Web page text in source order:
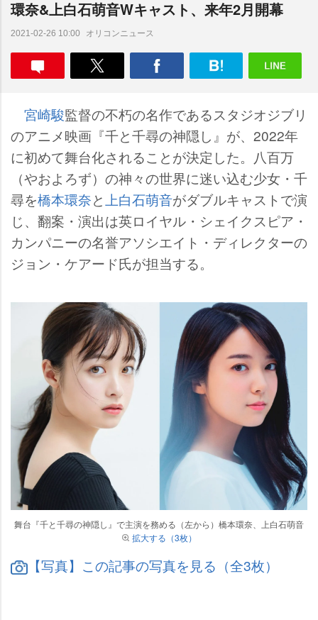
環奈&上白石萌音Wキャスト、来年2月開幕
2021-02-26 10:00 オリコンニュース
宮崎駿監督の不朽の名作であるスタジオジブリ
のアニメ映画『千と千尋の神隠し』が、2022年
に初めて舞台化されることが決定した。八百万
（やおよろず）の神々の世界に迷い込む少女・千
尋を橋本環奈と 上白石萌音がダブルキャストで演
じ、翻案・演出は英ロイヤル・シェイクスピア・
カンパニーの名誉アソシエイト・ディレクターの
ジョン・ケアード氏が担当する。
舞台『千と千尋の神隠し』で主演を務める（左から）橋本環奈、上白石萌音
拡大する（3枚）
【写真】この記事の写真を見る（全3枚）